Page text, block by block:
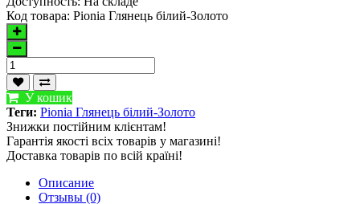
Код товара: Pionia Глянець білий-Золото
У кошик
Теги: Pionia Глянець білий-Золото
Знижки постійним клієнтам!
Гарантія якості всіх товарів у магазині!
Доставка товарів по всій країні!
Описание
Отзывы (0)